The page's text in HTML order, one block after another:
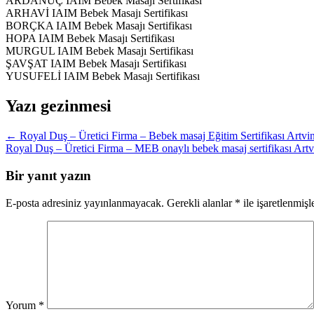
ARHAVİ IAIM Bebek Masajı Sertifikası
BORÇKA IAIM Bebek Masajı Sertifikası
HOPA IAIM Bebek Masajı Sertifikası
MURGUL IAIM Bebek Masajı Sertifikası
ŞAVŞAT IAIM Bebek Masajı Sertifikası
YUSUFELİ IAIM Bebek Masajı Sertifikası
Yazı gezinmesi
← Royal Duş – Üretici Firma – Bebek masaj Eğitim Sertifikası Artvin
Royal Duş – Üretici Firma – MEB onaylı bebek masaj sertifikası
Bir yanıt yazın
E-posta adresiniz yayınlanmayacak. Gerekli alanlar * ile
Yorum *